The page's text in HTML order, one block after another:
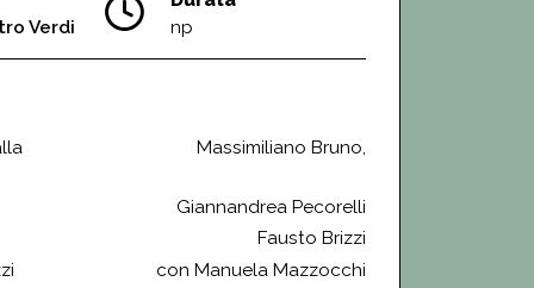
Verdi
np
Massimiliano Bruno,
Giannandrea Pecorelli
Fausto Brizzi
con Manuela Mazzocchi